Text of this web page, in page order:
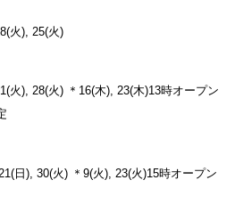
火), 25(火)
), 28(火) ＊16(木), 23(木)13時オープン
日), 30(火) ＊9(火), 23(火)15時オープン